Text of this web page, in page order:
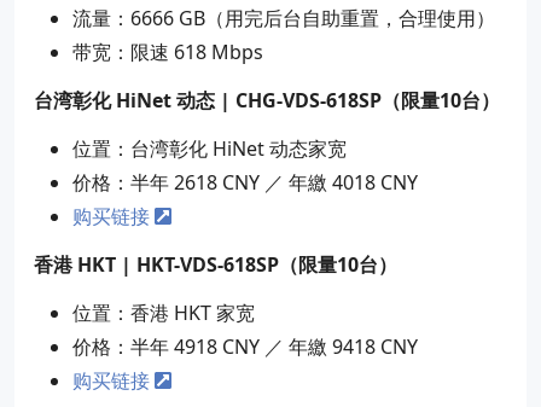
流量：6666 GB（用完后台自助重置，合理使用）
带宽：限速 618 Mbps
台湾彰化 HiNet 动态 | CHG-VDS-618SP（限量10台）
位置：台湾彰化 HiNet 动态家宽
价格：半年 2618 CNY ／ 年繳 4018 CNY
购买链接
香港 HKT | HKT-VDS-618SP（限量10台）
位置：香港 HKT 家宽
价格：半年 4918 CNY ／ 年繳 9418 CNY
购买链接